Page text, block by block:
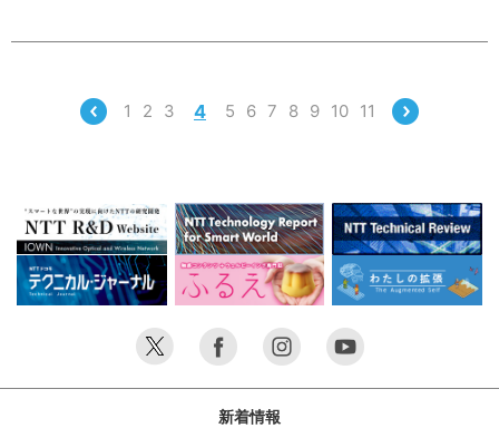
DX」により社会基盤を支え、
す。このたび、2023年8月よ
りこの両社にて、社会インフ
ラ設備の画像データを用いて
AI（人工知能）による台帳整
備・劣化診断を行うクラウド
サービス「Audin AI」の提供を
開始しました。ここでは、両
ねらいなどについてお伝えし
1 2 3 4 5 6 7 8 9 10 11
新着情報